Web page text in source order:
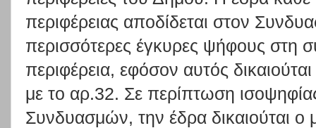
περιφέρειας αποδίδεται στον
περισσότερες έγκυρες ψήφους στη
περιφέρεια, εφόσον αυτός
με το αρ.32. Σε περίπτωση
Συνδυασμών, την έδρα δικαιούται ο